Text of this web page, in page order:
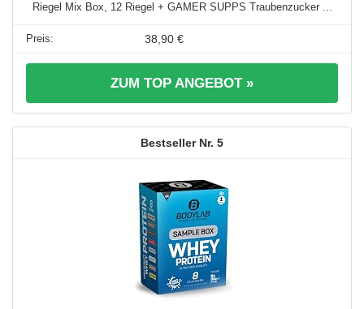
Riegel Mix Box, 12 Riegel + GAMER SUPPS Traubenzucker ...
38,90 €
ZUM TOP ANGEBOT »
5